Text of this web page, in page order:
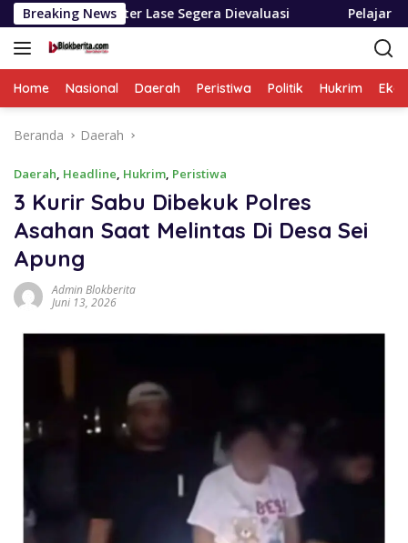
Langsung
ke
konten
Breaking News
Lase Segera Dievaluasi Pelajar Nias Utara
Home Nasional Daerah Peristiwa Politik Hukrim
Beranda Daerah
Daerah, Headline, Hukrim, Peristiwa
3 Kurir Sabu Dibekuk Polres
Asahan Saat Melintas Di Desa Sei
Apung
Admin Blokberita
Juni 13, 2026